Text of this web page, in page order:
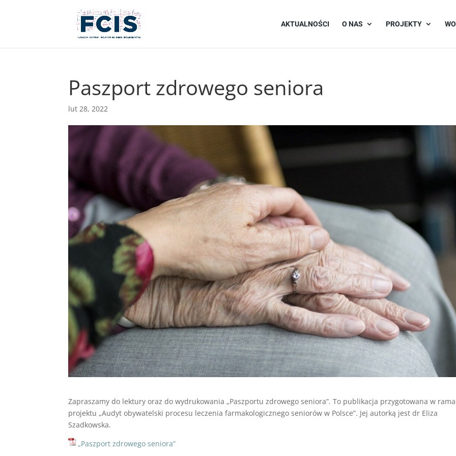
AKTUALNOŚCI O NAS PROJEKTY
Paszport zdrowego seniora
lut 28, 2022
Zapraszamy do lektury oraz do wydrukowania „Paszportu zdrowego seniora”. To publikacja przygotowana w
projektu „Audyt obywatelski procesu leczenia farmakologicznego seniorów w Polsce”. Jej autorką jest dr Eliza
Szadkowska.
„Paszport zdrowego seniora”